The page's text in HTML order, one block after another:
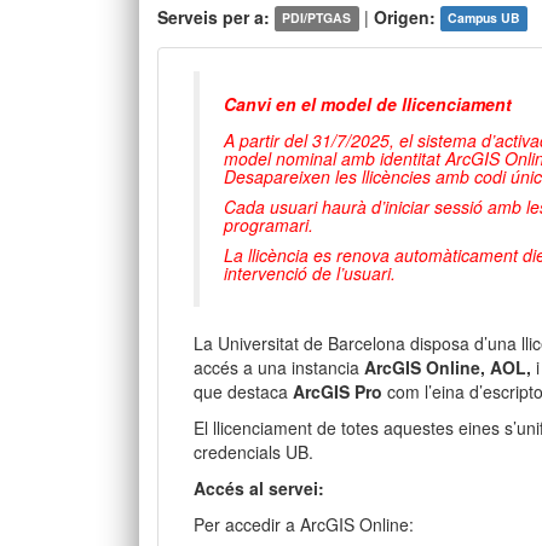
Serveis per a: PDI/PTGAS | Origen: Campus UB
Canvi en el model de llicenciament
A partir del 31/7/2025, el sistema
model nominal amb identitat ArcGIS
Desapareixen les llicències amb codi
Cada usuari haurà d’iniciar sessió amb
programari.
La llicència es renova automàticament
intervenció de l’usuari.
La Universitat de Barcelona disposa d’una
accés a una instancia ArcGIS Online, AOL,
que destaca ArcGIS Pro com l’eina
El llicenciament de totes aquestes eines
credencials UB.
Accés al servei:
Per accedir a ArcGIS Online: